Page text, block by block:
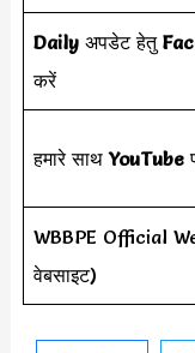
Daily अपडेट हेतु
करें
हमारे साथYouTube
WBBPE Official
वेबसाइट)